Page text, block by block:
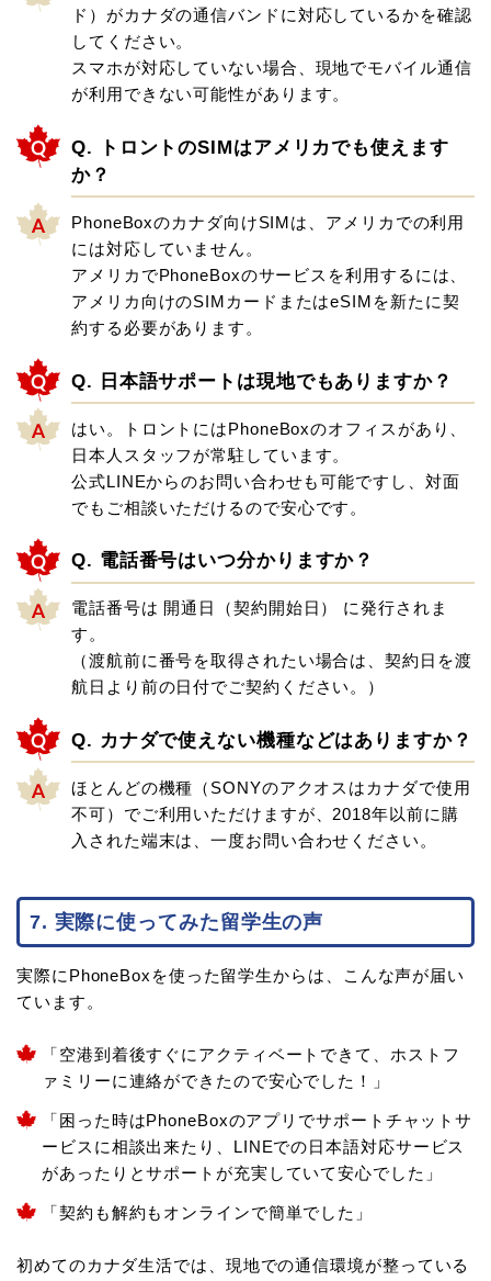
ド）がカナダの通信バンドに対応しているかを確認
してください。
スマホが対応していない場合、現地でモバイル通信
が利用できない可能性があります。
Q. トロントのSIMはアメリカでも使えます
か？
PhoneBoxのカナダ向けSIMは、アメリカでの利用
には対応していません。
アメリカでPhoneBoxのサービスを利用するには、
アメリカ向けのSIMカードまたはeSIMを新たに契
約する必要があります。
Q. 日本語サポートは現地でもありますか？
はい。トロントにはPhoneBoxのオフィスがあり、
日本人スタッフが常駐しています。
公式LINEからのお問い合わせも可能ですし、対面
でもご相談いただけるので安心です。
Q. 電話番号はいつ分かりますか？
電話番号は 開通日（契約開始日） に発行されま
す。
（渡航前に番号を取得されたい場合は、契約日を渡
航日より前の日付でご契約ください。）
Q. カナダで使えない機種などはありますか？
ほとんどの機種（SONYのアクオスはカナダで使用
不可）でご利用いただけますが、2018年以前に購
入された端末は、一度お問い合わせください。
7. 実際に使ってみた留学生の声
実際にPhoneBoxを使った留学生からは、こんな声が届い
ています。
「空港到着後すぐにアクティベートできて、ホストフ
ァミリーに連絡ができたので安心でした！」
「困った時はPhoneBoxのアプリでサポートチャットサ
ービスに相談出来たり、LINEでの日本語対応サービス
があったりとサポートが充実していて安心でした」
「契約も解約もオンラインで簡単でした」
初めてのカナダ生活では、現地での通信環境が整っている